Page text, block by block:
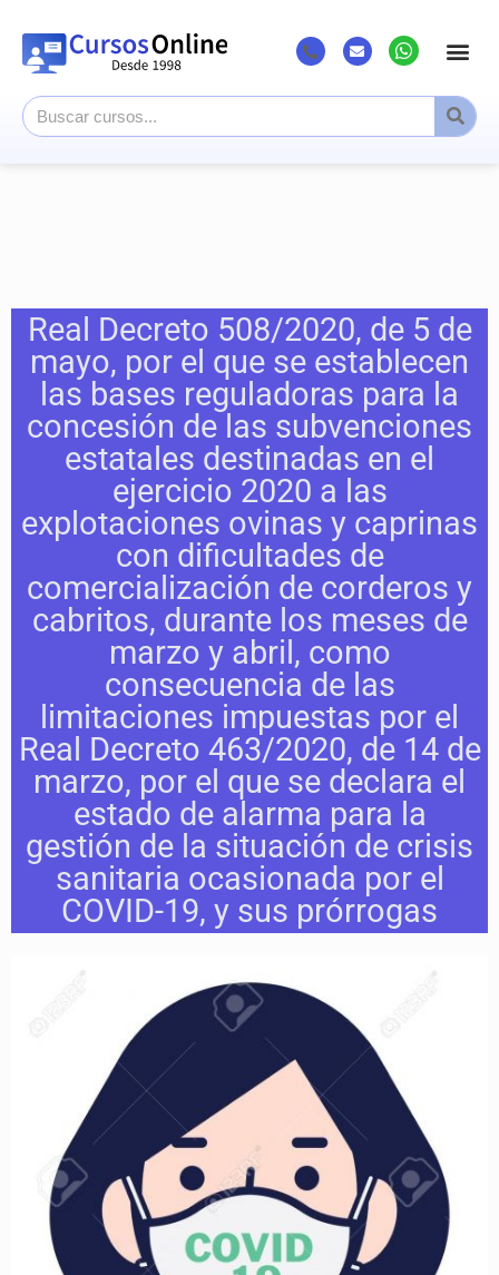
Real Decreto 508/2020, de 5 de
mayo, por el que se establecen
las bases reguladoras para la
concesión de las subvenciones
estatales destinadas en el
ejercicio 2020 a las
explotaciones ovinas y caprinas
con dificultades de
comercialización de corderos y
cabritos, durante los meses de
marzo y abril, como
consecuencia de las
limitaciones impuestas por el
Real Decreto 463/2020, de 14 de
marzo, por el que se declara el
estado de alarma para la
gestión de la situación de crisis
sanitaria ocasionada por el
COVID-19, y sus prórrogas